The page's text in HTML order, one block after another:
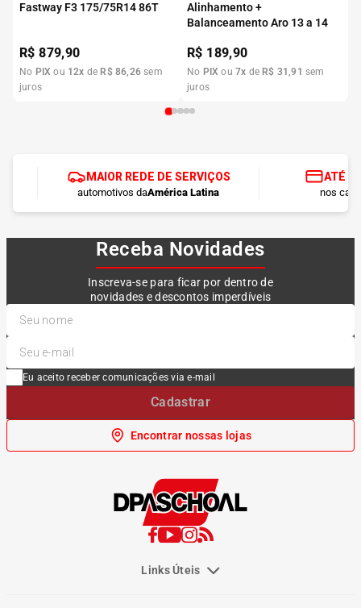
Fastway F3 175/75R14 86T
R$879,90
No PIX ou 12x de R$ 86,26 sem
juros
Alinhamento +
Balanceamento Aro 13 a 14
R$ 189,90
No PIX ou7x de R$ 31 ,91 sem
juros
MAIOR REDE DE SERVIÇOS
automotivos daAmérica Latina
ATÉ
nos
Receba Novidades
Inscreva-se para ficar por dentro de
novidades e descontos imperdíveis
Eu aceito receber comunicações via e-mail
Cadastrar
Encontrar nossas lojas
Links Úteis